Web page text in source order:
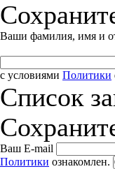
Ваши фамилия, имя и
с условиями Политики
Список
Ваш E-mail
Политики ознакомлен.